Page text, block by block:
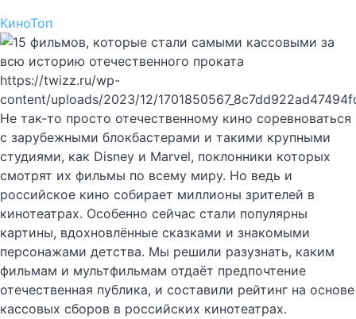
КиноТоп
https://twizz.ru/wp-
content/uploads/2023/12/
Не так-то просто отечественному кино соревноваться
с зарубежными блокбастерами и такими крупными
студиями, как Disney и Marvel, поклонники которых
смотрят их фильмы по всему миру. Но ведь и
российское кино собирает миллионы зрителей в
кинотеатрах. Особенно сейчас стали популярны
картины, вдохновлённые сказками и знакомыми
персонажами детства. Мы решили разузнать, каким
фильмам и мультфильмам отдаёт предпочтение
отечественная публика, и составили рейтинг на основе
кассовых сборов в российских кинотеатрах.